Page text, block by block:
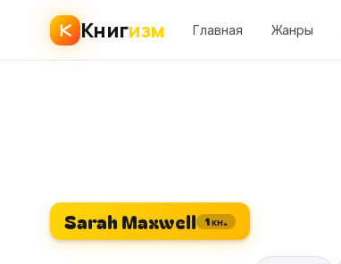
Книгизм Главная Жанры
Sarah Maxwell 1 кн.